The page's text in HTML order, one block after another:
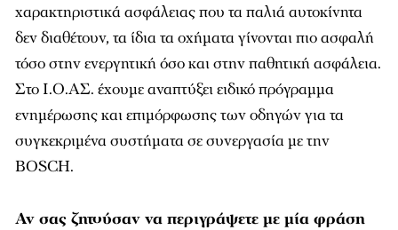
χαρακτηριστικά ασφάλειας που τα παλιά αυτοκίνητα
δεν διαθέτουν, τα ίδια τα οχήματα γίνονται πιο ασφαλή
τόσο στην ενεργητική όσο και στην παθητική ασφάλεια.
Στο Ι.Ο.ΑΣ. έχουμε αναπτύξει ειδικό πρόγραμμα
ενημέρωσης και επιμόρφωσης των οδηγών για τα
συγκεκριμένα συστήματα σε συνεργασία με την
BOSCH.
Αν σας ζητούσαν να περιγράψετε με μία φράση